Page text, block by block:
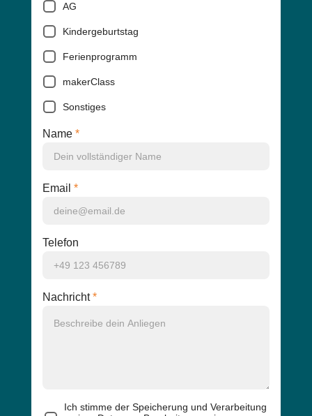
AG
Kindergeburtstag
Ferienprogramm
makerClass
Sonstiges
Name *
Email *
Telefon
Nachricht *
23+9=Ich stimme der Speicherung und Verarbeitung